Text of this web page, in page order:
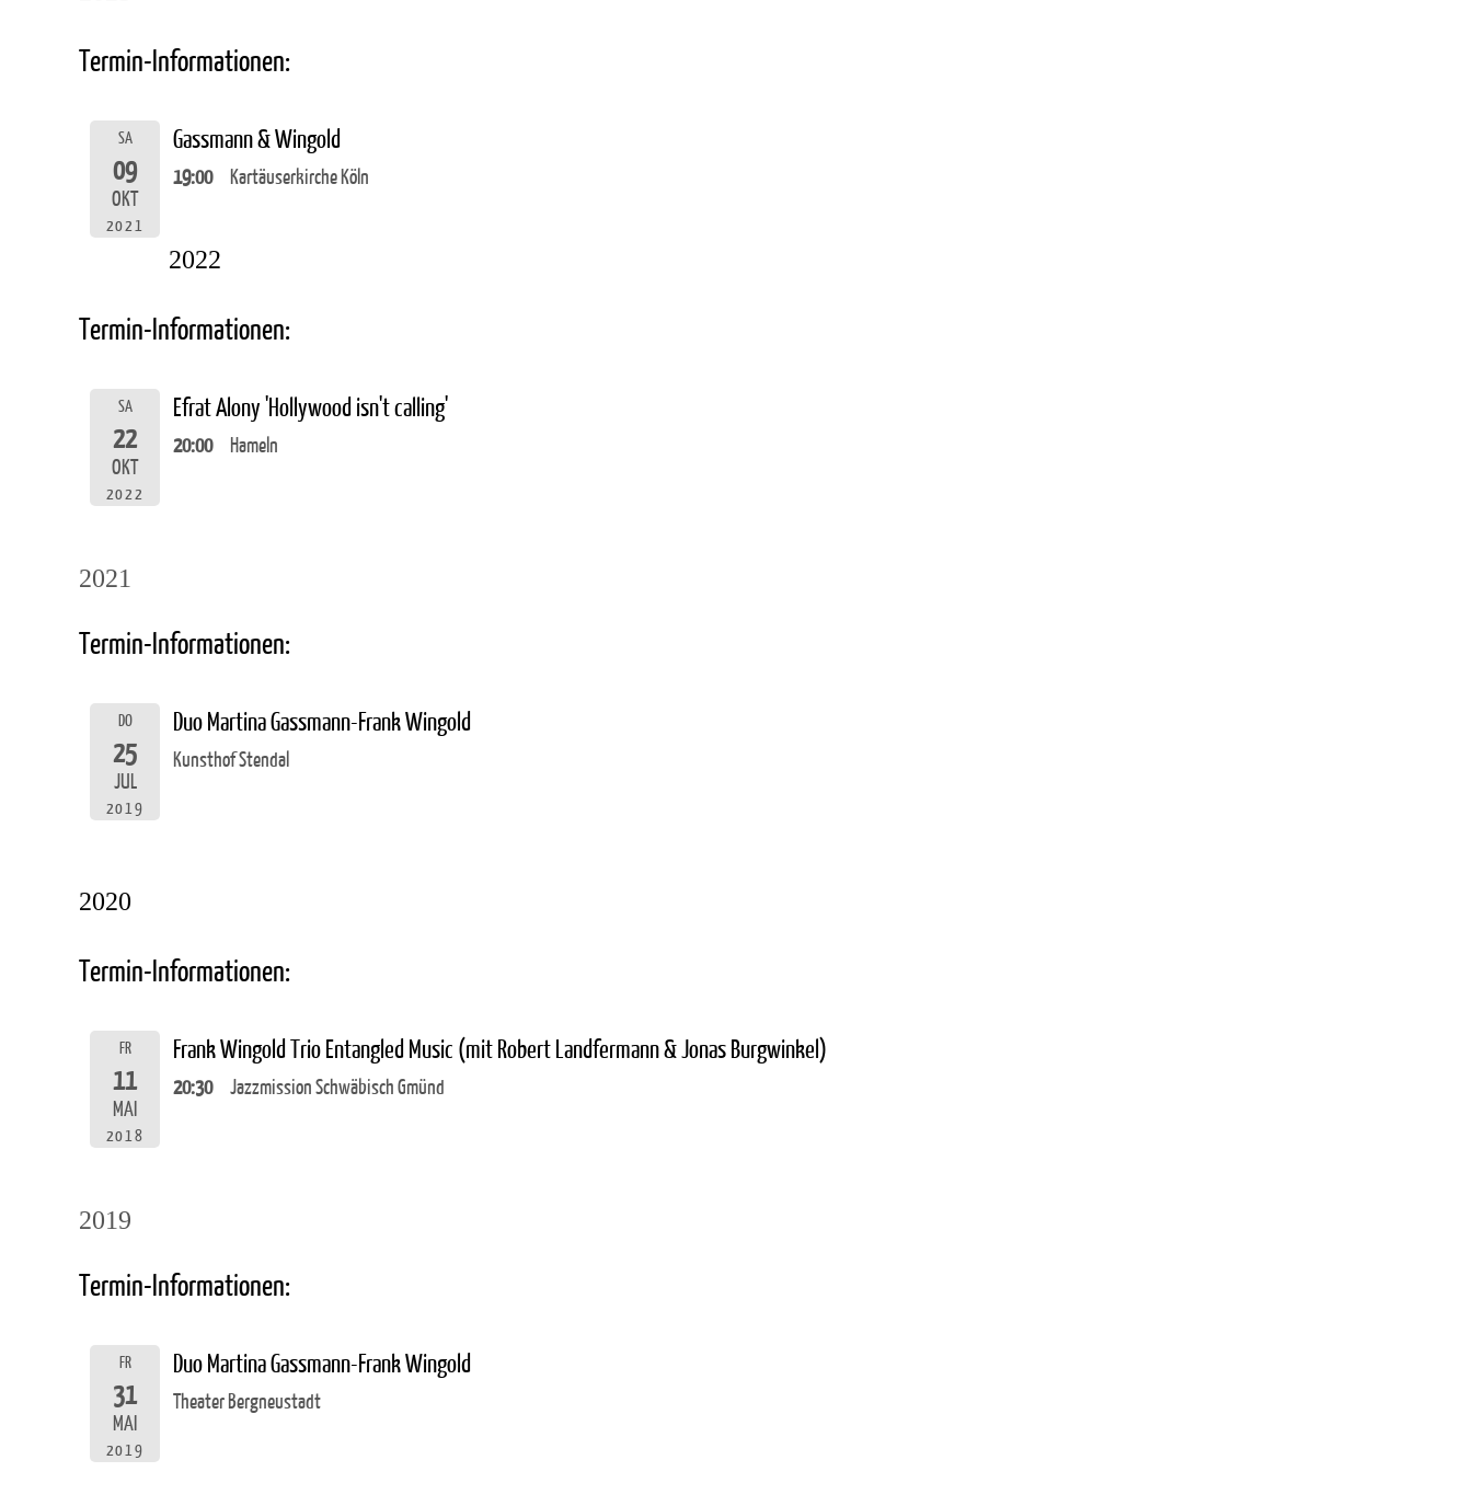
Termin-Informationen:
SA
09
OKT
2021
Gassmann & Wingold
19:00 Kartäuserkirche Köln
2022
Termin-Informationen:
SA
22
OKT
2022
Efrat Alony 'Hollywood isn't calling'
20:00 Hameln
2021
Termin-Informationen:
DO
25
JUL
2019
Duo Martina Gassmann-Frank Wingold
Kunsthof Stendal
2020
Termin-Informationen:
FR
11
MAI
2018
Frank Wingold Trio Entangled Music (mit Robert Landfermann & Jonas Burgwinkel)
20:30 Jazzmission Schwäbisch Gmünd
2019
Termin-Informationen:
FR
31
MAI
2019
Duo Martina Gassmann-Frank Wingold
Theater Bergneustadt